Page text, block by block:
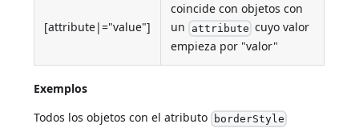
[attribute|="value"]
coincide con objetos con
un attribute cuyo valor
empieza por "valor"
Exemplos
Todos los objetos con el atributo borderStyle